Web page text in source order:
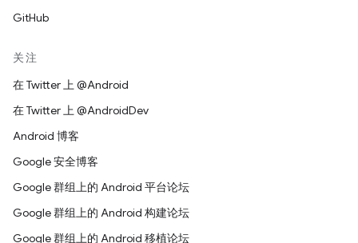
GitHub
关注
在 Twitter 上 @Android
在 Twitter 上 @AndroidDev
Android 博客
Google 安全博客
Google 群组上的 Android 平台论坛
Google 群组上的 Android 构建论坛
Google 群组上的 Android 移植论坛